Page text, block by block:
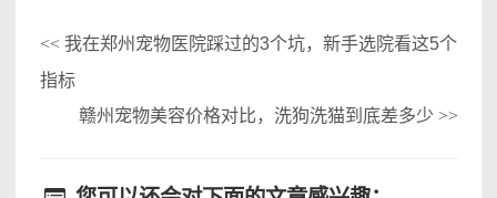
<<我在郑州宠物医院踩过的3个坑，新手选院看这5个
指标
赣州宠物美容价格对比，洗狗洗猫到底差多少 >>